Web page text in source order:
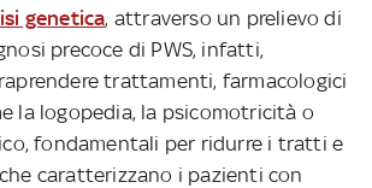
genetica, attraverso un prelievo di
precoce di PWS, infatti,
trattamenti, farmacologici
la logopedia, la psicomotricità o
fondamentali per ridurre i tratti e
caratterizzano i pazienti con